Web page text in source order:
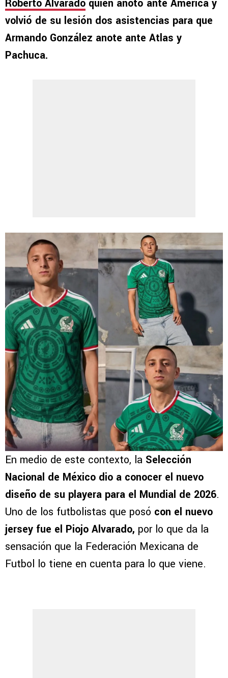
Roberto Alvarado quien anotó ante América y
volvió de su lesión dos asistencias para que
Armando González anote ante Atlas y
Pachuca.
En medio de este contexto, la Selección
Nacional de México dio a conocer el nuevo
diseño de su playera para el Mundial de 2026.
Uno de los futbolistas que posó con el nuevo
jersey fue el Piojo Alvarado, por lo que da la
sensación que la Federación Mexicana de
Futbol lo tiene en cuenta para lo que viene.